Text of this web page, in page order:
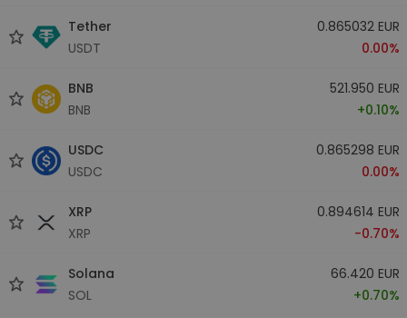
Tether
USDT
0.865032 EUR
0.00%
BNB
BNB
521.950 EUR
+0.10%
USDC
USDC
0.865298 EUR
0.00%
XRP
XRP
0.894614 EUR
-0.70%
Solana
SOL
66.420 EUR
+0.70%